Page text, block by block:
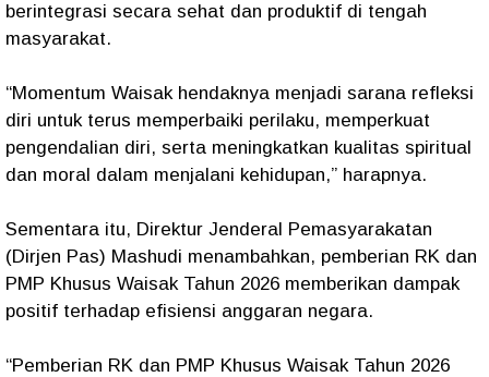
berintegrasi secara sehat dan produktif di tengah
masyarakat.
“Momentum Waisak hendaknya menjadi sarana refleksi
diri untuk terus memperbaiki perilaku, memperkuat
pengendalian diri, serta meningkatkan kualitas spiritual
dan moral dalam menjalani kehidupan,” harapnya.
Sementara itu, Direktur Jenderal Pemasyarakatan
(Dirjen Pas) Mashudi menambahkan, pemberian RK dan
PMP Khusus Waisak Tahun 2026 memberikan dampak
positif terhadap efisiensi anggaran negara.
“Pemberian RK dan PMP Khusus Waisak Tahun 2026